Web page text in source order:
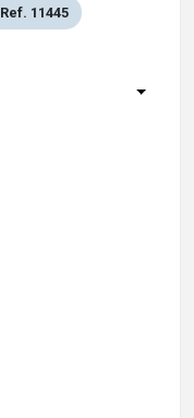
Ref. 11445